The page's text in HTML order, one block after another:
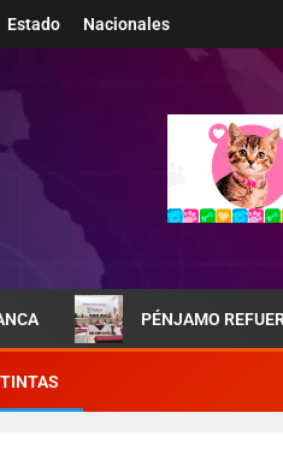
Estado Nacionales
PÉNJAMO REFUERZA LA